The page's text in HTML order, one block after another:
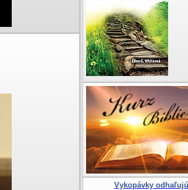
Vykopávky